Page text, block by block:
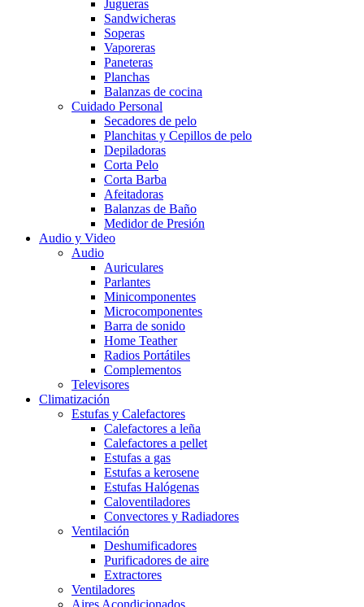
Jugueras
Sandwicheras
Soperas
Vaporeras
Paneteras
Planchas
Balanzas de cocina
Cuidado Personal
Secadores de pelo
Planchitas y Cepillos de pelo
Depiladoras
Corta Pelo
Corta Barba
Afeitadoras
Balanzas de Baño
Medidor de Presión
Audio y Video
Audio
Auriculares
Parlantes
Minicomponentes
Microcomponentes
Barra de sonido
Home Teather
Radios Portátiles
Complementos
Televisores
Climatización
Estufas y Calefactores
Calefactores a leña
Calefactores a pellet
Estufas a gas
Estufas a kerosene
Estufas Halógenas
Caloventiladores
Convectores y Radiadores
Ventilación
Deshumificadores
Purificadores de aire
Extractores
Ventiladores
Aires Acondicionados